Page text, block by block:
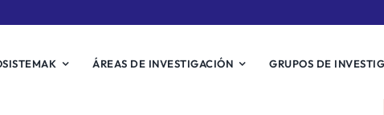
ÁREAS DE INVESTIGACIÓN GRUPOS DE